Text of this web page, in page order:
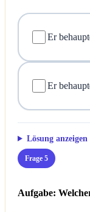
Er
Er
Lösung anzeigen
Frage 5
Aufgabe: